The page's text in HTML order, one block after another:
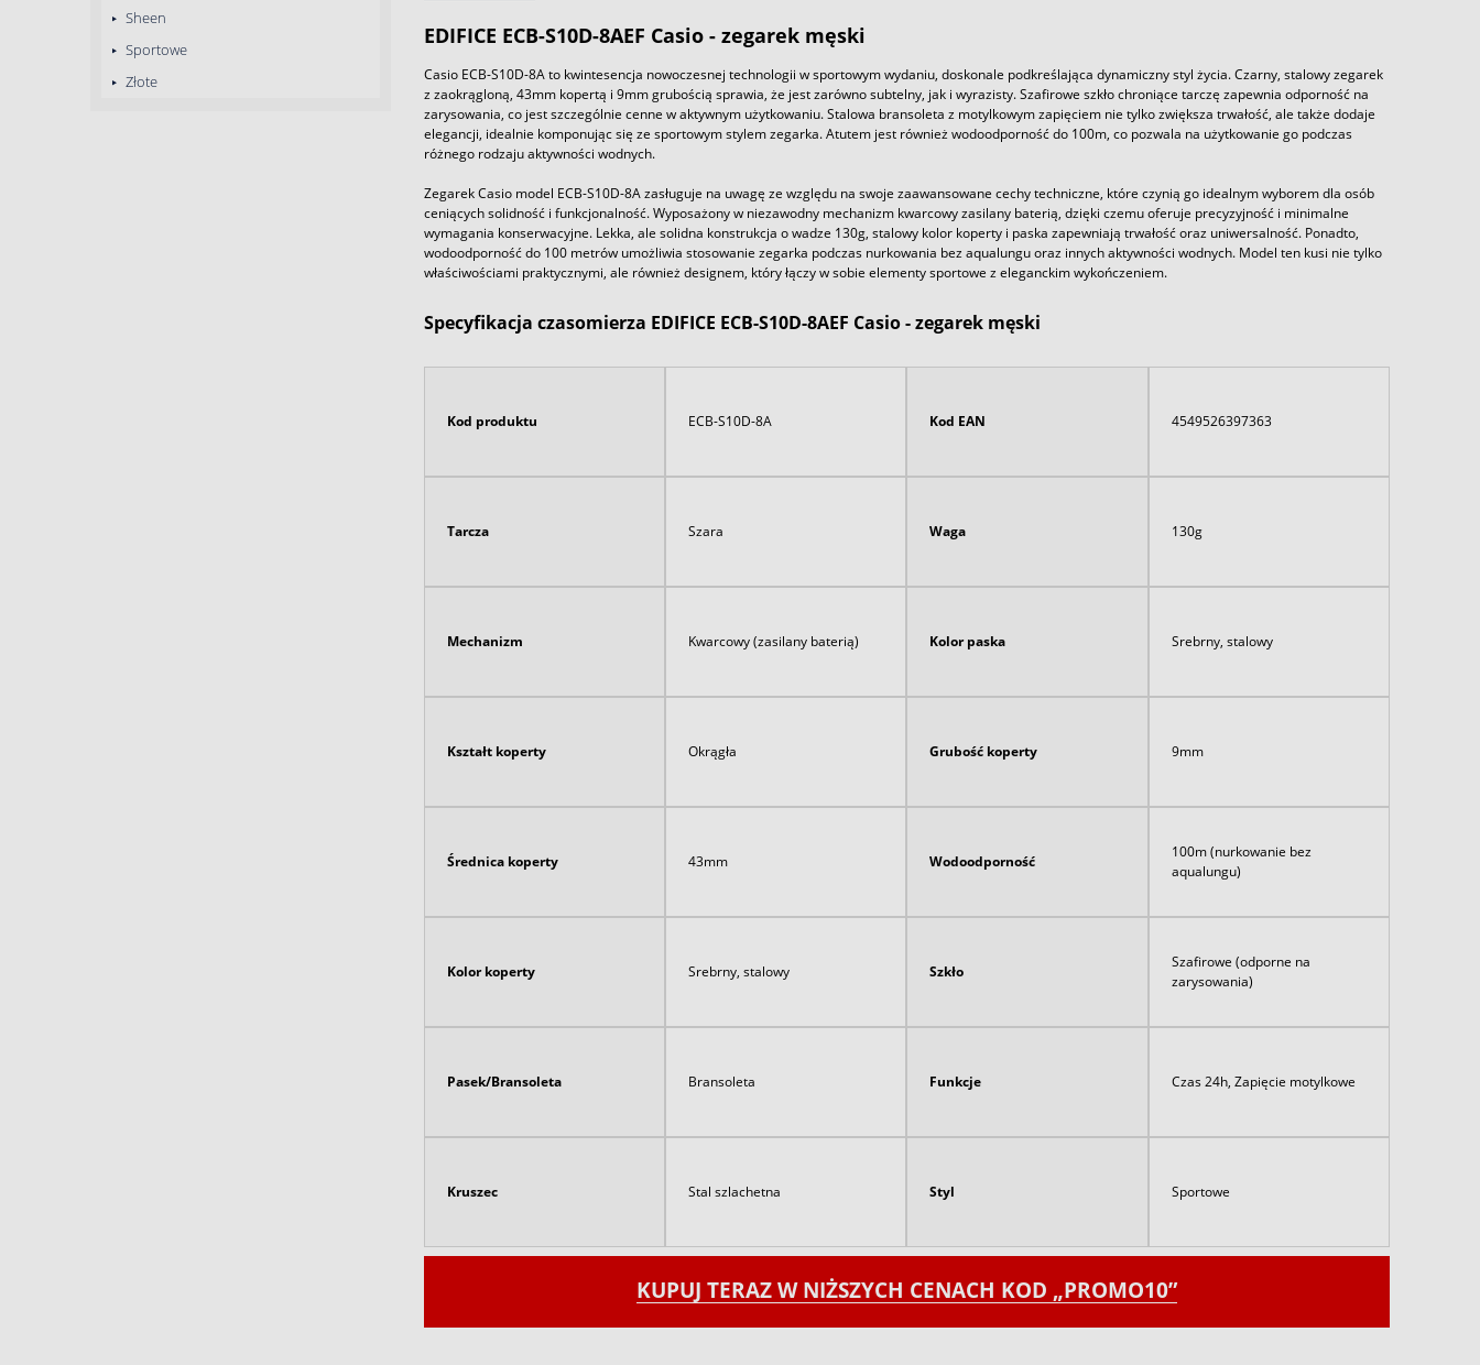
Sheen
Sportowe
Złote
EDIFICE ECB-S10D-8AEF Casio - zegarek męski
Casio ECB-S10D-8A to kwintesencja nowoczesnej technologii w sportowym wydaniu, doskonale podkreślająca dynamiczny styl życia. Czarny, stalowy zegarek
z zaokrągloną, 43mm kopertą i 9mm grubością sprawia, że jest zarówno subtelny, jak i wyrazisty. Szafirowe szkło chroniące tarczę zapewnia odporność na
zarysowania, co jest szczególnie cenne w aktywnym użytkowaniu. Stalowa bransoleta z motylkowym zapięciem nie tylko zwiększa trwałość, ale także dodaje
elegancji, idealnie komponując się ze sportowym stylem zegarka. Atutem jest również wodoodporność do 100m, co pozwala na użytkowanie go podczas
różnego rodzaju aktywności wodnych.
Zegarek Casio model ECB-S10D-8A zasługuje na uwagę ze względu na swoje zaawansowane cechy techniczne, które czynią go idealnym wyborem dla osób
ceniących solidność i funkcjonalność. Wyposażony w niezawodny mechanizm kwarcowy zasilany baterią, dzięki czemu oferuje precyzyjność i minimalne
wymagania konserwacyjne. Lekka, ale solidna konstrukcja o wadze 130g, stalowy kolor koperty i paska zapewniają trwałość oraz uniwersalność. Ponadto,
wodoodporność do 100 metrów umożliwia stosowanie zegarka podczas nurkowania bez aqualungu oraz innych aktywności wodnych. Model ten kusi nie tylko
właściwościami praktycznymi, ale również designem, który łączy w sobie elementy sportowe z eleganckim wykończeniem.
Specyfikacja czasomierza EDIFICE ECB-S10D-8AEF Casio - zegarek męski
Kod produktu ECB-S10D-8A Kod EAN 4549526397363
Tarcza Szara Waga 130g
Mechanizm Kwarcowy (zasilany baterią) Kolor paska Srebrny, stalowy
Kształt koperty Okrągła Grubość koperty 9mm
Średnica koperty 43mm Wodoodporność
100m (nurkowanie bez
aqualungu)
Kolor koperty Srebrny, stalowy Szkło
Szafirowe (odporne na
zarysowania)
Pasek/Bransoleta Bransoleta Funkcje Czas 24h, Zapięcie motylkowe
Kruszec Stal szlachetna Styl Sportowe
KUPUJ TERAZ W NIŻSZYCH CENACH KOD „PROMO10”